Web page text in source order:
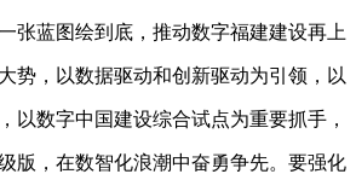
张蓝图绘到底，推动数字福建建设再上
势，以数据驱动和创新驱动为引领，以
以数字中国建设综合试点为重要抓手，
版，在数智化浪潮中奋勇争先。要强化